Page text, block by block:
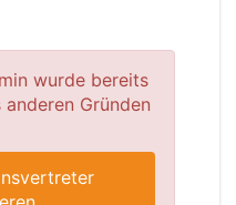
wurde bereits
Gründen